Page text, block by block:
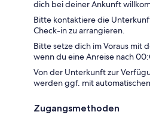
dich bei deiner Ankunft
Bitte kontaktiere die
Check-in zu arrangieren.
Bitte setze dich im Voraus mit
wenn du eine Anreise nach
Von der Unterkunft zur
werden ggf. mit
Zugangsmethoden